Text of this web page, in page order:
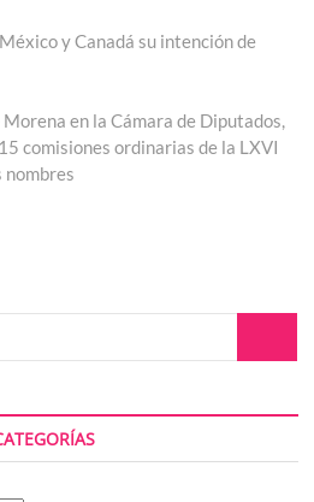
y Canadá su intención de
en la Cámara de Diputados,
comisiones ordinarias de la LXVI
nombres